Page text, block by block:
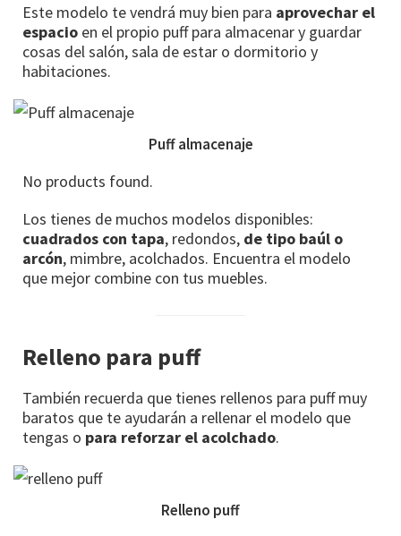
Este modelo te vendrá muy bien para aprovechar el
espacio en el propio puff para almacenar y guardar
cosas del salón, sala de estar o dormitorio y
habitaciones.
Puff almacenaje
No products found.
Los tienes de muchos modelos disponibles:
cuadrados con tapa, redondos, de tipo baúl o
arcón, mimbre, acolchados. Encuentra el modelo
que mejor combine con tus muebles.
Relleno para puff
También recuerda que tienes rellenos para puff muy
baratos que te ayudarán a rellenar el modelo que
tengas o para reforzar el acolchado.
Relleno puff